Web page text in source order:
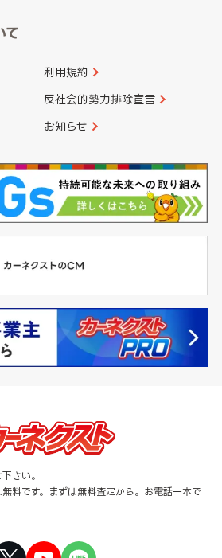
て
利用規約
反社会的勢力排除宣言
お知らせ
さい。
料です。まずは無料査定から。お電話一本で